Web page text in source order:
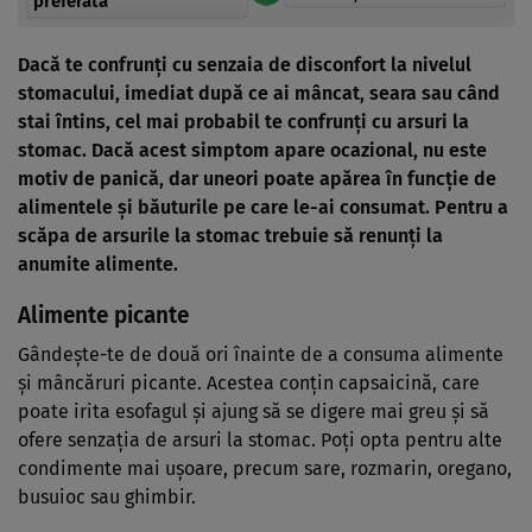
Dacă te confrunți cu senzaia de disconfort la nivelul
stomacului, imediat după ce ai mâncat, seara sau când
stai întins, cel mai probabil te confrunți cu arsuri la
stomac. Dacă acest simptom apare ocazional, nu este
motiv de panică, dar uneori poate apărea în funcție de
alimentele și băuturile pe care le-ai consumat. Pentru a
scăpa de arsurile la stomac trebuie să renunți la
anumite alimente.
Alimente picante
Gândește-te de două ori înainte de a consuma alimente
și mâncăruri picante. Acestea conțin capsaicină, care
poate irita esofagul și ajung să se digere mai greu și să
ofere senzația de arsuri la stomac. Poți opta pentru alte
condimente mai ușoare, precum sare, rozmarin, oregano,
busuioc sau ghimbir.